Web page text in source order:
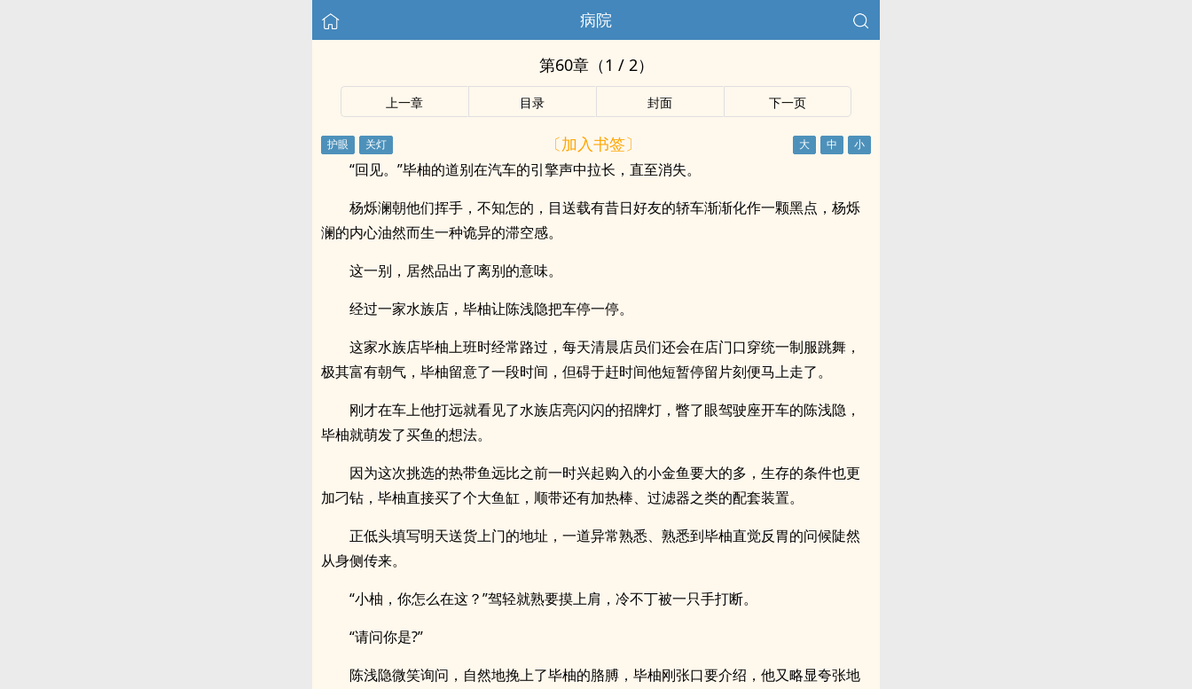
病院
第60章（1 / 2）
上一章 目录 封面 下一页
〔加入书签〕
“回见。”毕柚的道别在汽车的引擎声中拉长，直至消失。
杨烁澜朝他们挥手，不知怎的，目送载有昔日好友的轿车渐渐化作一颗黑点，杨烁
澜的内心油然而生一种诡异的滞空感。
这一别，居然品出了离别的意味。
经过一家水族店，毕柚让陈浅隐把车停一停。
这家水族店毕柚上班时经常路过，每天清晨店员们还会在店门口穿统一制服跳舞，
极其富有朝气，毕柚留意了一段时间，但碍于赶时间他短暂停留片刻便马上走了。
刚才在车上他打远就看见了水族店亮闪闪的招牌灯，瞥了眼驾驶座开车的陈浅隐，
毕柚就萌发了买鱼的想法。
因为这次挑选的热带鱼远比之前一时兴起购入的小金鱼要大的多，生存的条件也更
加刁钻，毕柚直接买了个大鱼缸，顺带还有加热棒、过滤器之类的配套装置。
正低头填写明天送货上门的地址，一道异常熟悉、熟悉到毕柚直觉反胃的问候陡然
从身侧传来。
“小柚，你怎么在这？”驾轻就熟要摸上肩，冷不丁被一只手打断。
“请问你是?”
陈浅隐微笑询问，自然地挽上了毕柚的胳膊，毕柚刚张口要介绍，他又略显夸张地